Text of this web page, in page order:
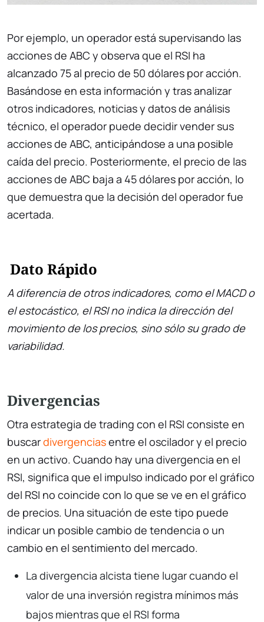
Por ejemplo, un operador está supervisando las
acciones de ABC y observa que el RSI ha
alcanzado 75 al precio de 50 dólares por acción.
Basándose en esta información y tras analizar
otros indicadores, noticias y datos de análisis
técnico, el operador puede decidir vender sus
acciones de ABC, anticipándose a una posible
caída del precio. Posteriormente, el precio de las
acciones de ABC baja a 45 dólares por acción, lo
que demuestra que la decisión del operador fue
acertada.
Dato Rápido
A diferencia de otros indicadores, como el MACD o
el estocástico, el RSI no indica la dirección del
movimiento de los precios, sino sólo su grado de
variabilidad.
Divergencias
Otra estrategia de trading con el RSI consiste en
buscardivergenciasentre el oscilador y el precio
en un activo. Cuando hay una divergencia en el
RSI, significa que el impulso indicado por el gráfico
del RSI no coincide con lo que se ve en el gráfico
de precios. Una situación de este tipo puede
indicar un posible cambio de tendencia o un
cambio en el sentimiento del mercado.
La divergencia alcista tiene lugar cuando el
valor de una inversión registra mínimos más
bajos mientras que el RSI forma